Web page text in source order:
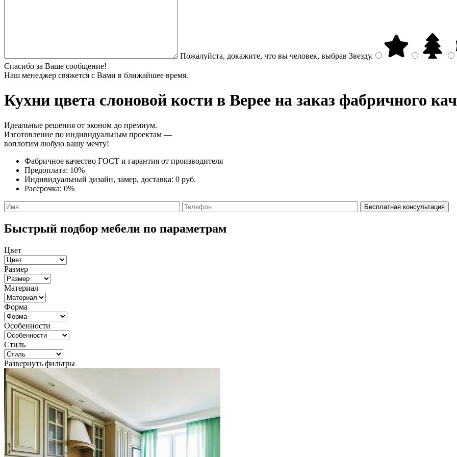
Пожалуйста, докажите, что вы человек, выбрав Звезду.
Спасибо за Ваше сообщение!
Наш менеджер свяжется с Вами в ближайшее время.
Кухни цвета слоновой кости в Верее на заказ фабричного
Идеальные решения от эконом до премиум.
Изготовление по индивидуальным проектам —
воплотим любую вашу мечту!
Фабричное качество ГОСТ и гарантия от производителя
Предоплата: 10%
Индивидуальный дизайн, замер, доставка: 0 руб.
Рассрочка: 0%
Быстрый подбор мебели по параметрам
Цвет
Размер
Материал
Форма
Особенности
Стиль
Развернуть фильтры